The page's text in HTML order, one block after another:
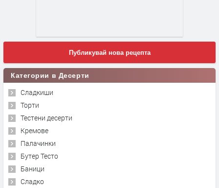
Публикувай нова рецепта
Категории в Десерти
Сладкиши
Торти
Тестени десерти
Кремове
Палачинки
Бутер Тесто
Баници
Сладко